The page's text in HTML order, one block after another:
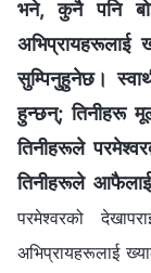
भने, कुनै पनि
अभिप्रायहरूलाई
सुम्पिनुहुनेछ।
हुन्छन्; तिनीहरू
तिनीहरूले
तिनीहरूले आफैलाई
परमेश्‍वरको
अभिप्रायहरूलाई